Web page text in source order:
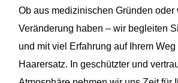
Preise
Jobs
Kontakt
Ob aus medizinischen Gründen oder
Veränderung haben – wir begleiten
und mit viel Erfahrung auf Ihrem
Haarersatz. In geschützter und